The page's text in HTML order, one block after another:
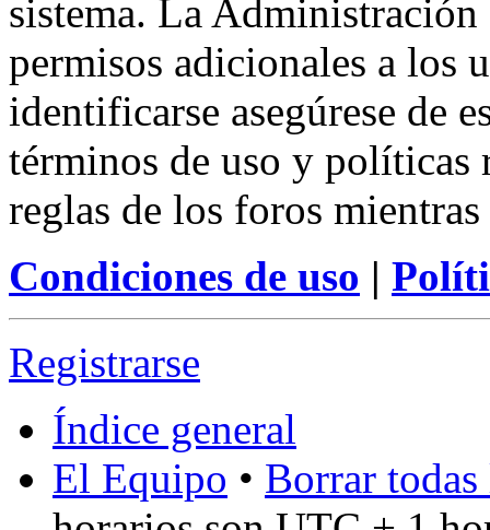
sistema. La
permisos adicionales a los
identificarse asegúrese de
términos de uso y políticas
reglas de los foros
Condiciones de uso |
Registrarse
Índice general
El Equipo • Borrar